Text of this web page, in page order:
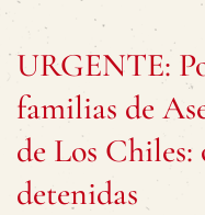
URGENTE:
familias de
de Los Chiles:
detenidas